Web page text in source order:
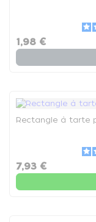
1,98 €
Rectangle à tarte
7,93 €